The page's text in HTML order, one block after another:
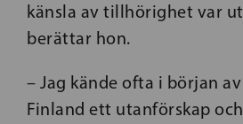
känsla av tillhörighet var
berättar hon.
– Jag kände ofta i början
Finland ett utanförskap